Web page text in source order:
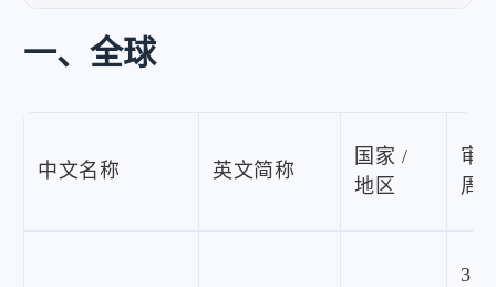
一、全球
中文名称 英文简称
国家 /
地区
审
周
3